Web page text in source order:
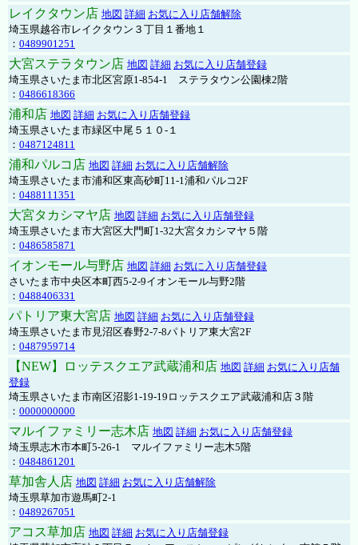
レイクタウン店 地図 詳細 お気に入り店舗解除
埼玉県越谷市レイクタウン３丁目１番地１
： 0489901251
大宮ステラタウン店 地図 詳細 お気に入り店舗登録
埼玉県さいたま市北区宮原1-854-1 ステラタウン公園棟2階
： 0486618366
浦和店 地図 詳細 お気に入り店舗登録
埼玉県さいたま市緑区中尾５１０-１
： 0487124811
浦和パルコ店 地図 詳細 お気に入り店舗解除
埼玉県さいたま市浦和区東高砂町11-1浦和パルコ2F
： 0488111351
大宮タカシマヤ店 地図 詳細 お気に入り店舗登録
埼玉県さいたま市大宮区大門町1-32大宮タカシマヤ５階
： 0486585871
イオンモール与野店 地図 詳細 お気に入り店舗登録
さいたま市中央区本町西5-2-9イオンモール与野2階
： 0488406331
パトリア東大宮店 地図 詳細 お気に入り店舗登録
埼玉県さいたま市見沼区春野2-7-8パトリア東大宮2F
： 0487959714
【NEW】ロッテスクエア武蔵浦和店 地図 詳細 お気に入り店舗
登録
埼玉県さいたま市南区沼影1-19-19ロッテスクエア武蔵浦和店３階
： 0000000000
マルイファミリー志木店 地図 詳細 お気に入り店舗登録
埼玉県志木市本町5-26-1 マルイファミリー志木5階
： 0484861201
草加舎人店 地図 詳細 お気に入り店舗解除
埼玉県草加市遊馬町2-1
： 0489267051
アコス草加店 地図 詳細 お気に入り店舗登録